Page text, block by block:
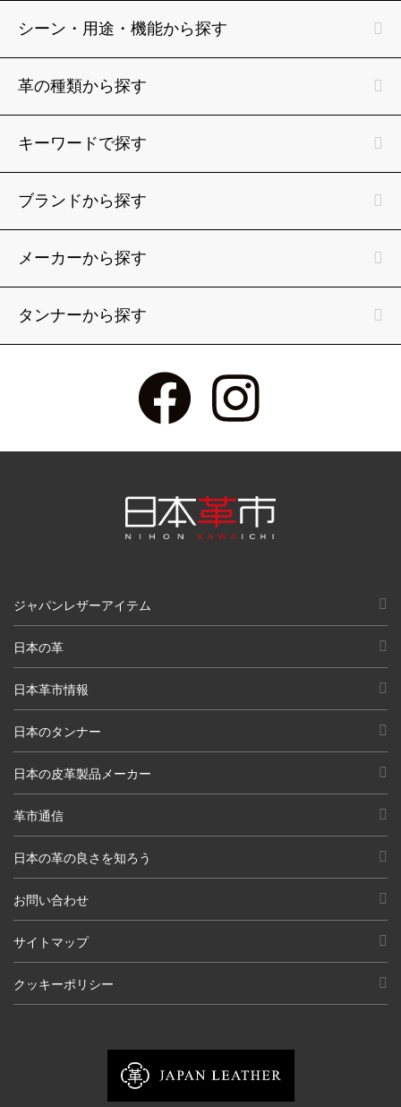
シーン・用途・機能から探す
革の種類から探す
キーワードで探す
ブランドから探す
メーカーから探す
タンナーから探す
ジャパンレザーアイテム
日本の革
日本革市情報
日本のタンナー
日本の皮革製品メーカー
革市通信
日本の革の良さを知ろう
お問い合わせ
サイトマップ
クッキーポリシー